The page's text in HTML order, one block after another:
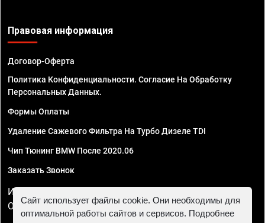
Правовая информация
Договор-Оферта
Политика Конфиденциальности. Согласие На Обработку
Персональных Данных.
Формы Оплаты
Удаление Сажевого Фильтра На Турбо Дизеле TDI
Чип Тюнинг BMW После 2020.06
Заказать Звонок
ИП Смирнов Георгий Павлович. ИНН 781302555843,
ОГРНИП 324470400032610
Сайт использует файлы cookie. Они необходимы для
оптимальной работы сайтов и сервисов. Подробнее